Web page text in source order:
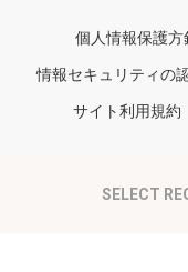
個人情報保護方
情報セキュリティの
サイト利用規約
SELECT